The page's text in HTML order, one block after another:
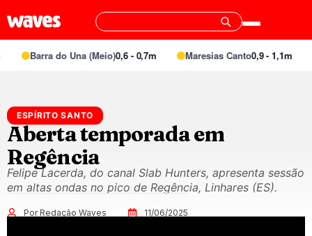
Barra do Una (Meio)0,6 - 0,7m Maresias Canto0,9 - 1,1m
ESPÍRITO SANTO
Aberta temporada em
Regência
Felipe Lacerda, do canal Slab Hunters, apresenta sessão
em altas ondas no pico de Regência, Linhares (ES).
Por Redação Waves 11/06/2025